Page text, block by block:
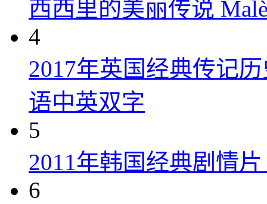
西西里的美丽传说
4
2017年英国经典传记
语中英双字
5
2011年韩国经典剧情
6